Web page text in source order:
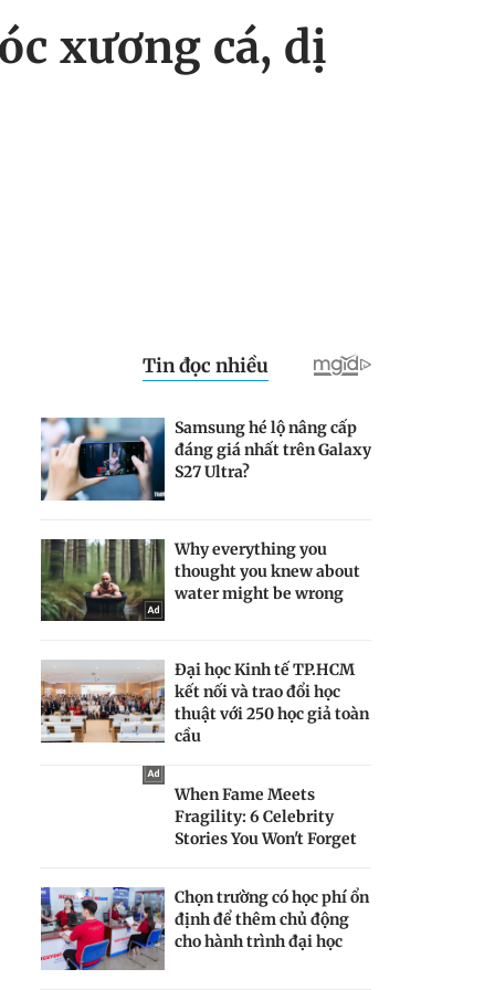
xương cá, dị